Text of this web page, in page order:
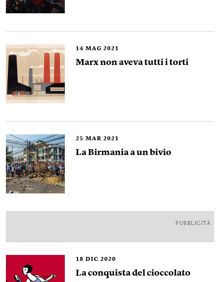
14 MAG 2021
Marx non aveva tutti i torti
25 MAR 2021
La Birmania a un bivio
PUBBLICITÀ
18 DIC 2020
La conquista del cioccolato